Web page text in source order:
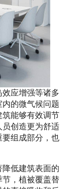
应增强等诸多
的微气候问题
筑能够有效调节
员创造更为舒适
要组成部分，也
低建筑表面的
，植被覆盖替